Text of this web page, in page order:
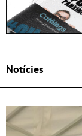
Notícies